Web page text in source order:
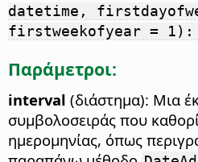
datetime,
firstweekofyear =
Παράμετροι:
interval (διάστημα): Μια
συμβολοσειράς που
ημερομηνίας, όπως